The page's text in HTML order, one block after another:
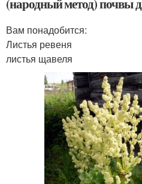
(народный метод) почвы
Вам понадобится:
Листья ревеня
листья щавеля